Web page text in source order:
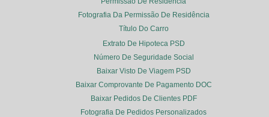
Fotografia Da Permissão De Residência
Título Do Carro
Extrato De Hipoteca PSD
Número De Seguridade Social
Baixar Visto De Viagem PSD
Baixar Comprovante De Pagamento DOC
Baixar Pedidos De Clientes PDF
Fotografia De Pedidos Personalizados